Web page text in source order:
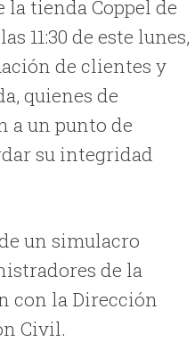
la tienda Coppel de
11:30 de este lunes,
de clientes y
quienes de
a un punto de
su integridad
un simulacro
de la
con la Dirección
Civil.